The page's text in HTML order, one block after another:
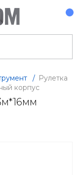
/ Рулетка
корпус